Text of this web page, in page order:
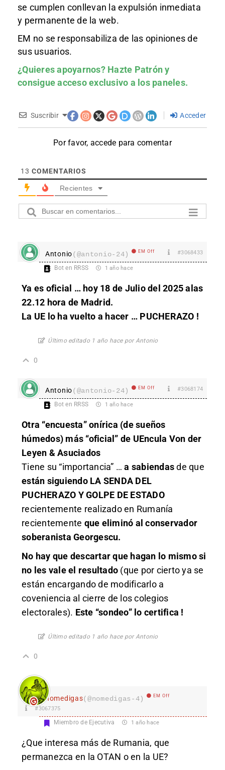
se cumplen conllevan la expulsión inmediata
y permanente de la web.
EM no se responsabiliza de las opiniones de
sus usuarios.
¿Quieres apoyarnos? Hazte Patróny
consigue acceso exclusivo a los paneles.
Suscribir Acceder
Por favor, accede para comentar
13 COMENTARIOS
Recientes
Antonio(@antonio-24) EM Off #3068433
Bot en RRSS 1 año hace
Ya es oficial … hoy 18 de Julio del 2025 alas
22.12 hora de Madrid.
La UE lo ha vuelto a hacer … PUCHERAZO !
Último editado 1 año hace por Antonio
0
Antonio(@antonio-24) EM Off #3068174
Bot en RRSS 1 año hace
Otra “encuesta” onírica (de sueños
húmedos) más “oficial” de UEncula Von der
Leyen & Asuciados
Tiene su “importancia” …a sabiendasde que
están siguiendo LA SENDA DEL
PUCHERAZO Y GOLPE DE ESTADO
recientemente realizado en Rumanía
recientemente que eliminó al conservador
soberanista Georgescu.
No hay que descartar que hagan lo mismo si
no les vale el resultado (que por cierto ya se
están encargando de modificarlo a
coveniencia al cierre de los colegios
electorales). Este “sondeo” lo certifica !
Último editado 1 año hace por Antonio
0
nomedigas(@nomedigas-4) EM Off
#3067375
Miembro de Ejecutiva 1 año hace
¿Que interesa más de Rumania, que
permanezca en la OTAN o en la UE?